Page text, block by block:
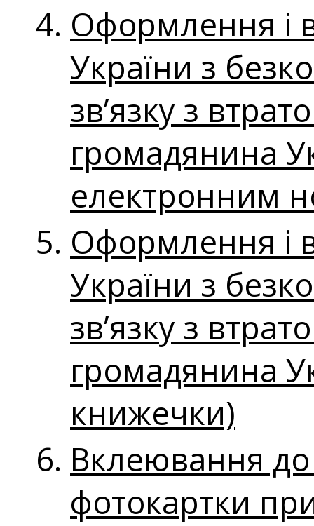
Оформлення і
України з
зв’язку з
громадянина
електронним
Оформлення і
України з
зв’язку з
громадянина
книжечки)
Вклеювання
фотокартки